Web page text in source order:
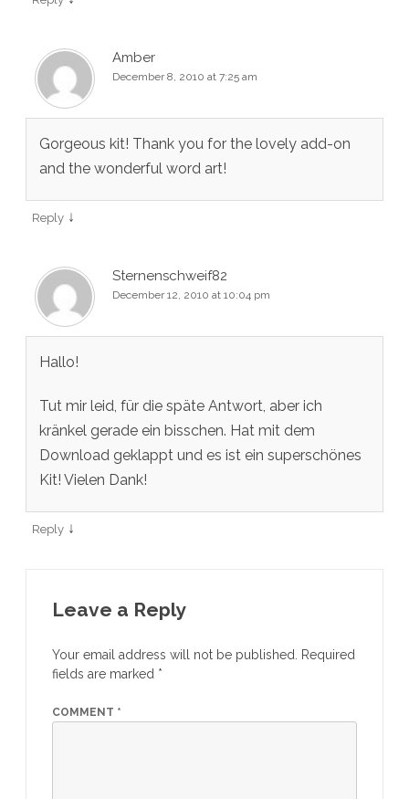
Amber
December 8, 2010 at 7:25 am
Gorgeous kit! Thank you for the lovely add-on
and the wonderful word art!
Reply ↓
Sternenschweif82
December 12, 2010 at 10:04 pm
Hallo!
Tut mir leid, für die späte Antwort, aber ich
kränkel gerade ein bisschen. Hat mit dem
Download geklappt und es ist ein superschönes
Kit! Vielen Dank!
Reply ↓
Leave a Reply
Your email address will not be published. Required
fields are marked *
COMMENT *